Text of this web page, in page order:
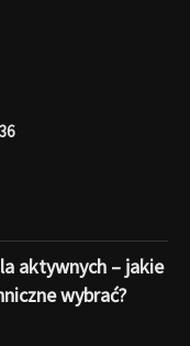
aktywnych – jakie
wybrać?